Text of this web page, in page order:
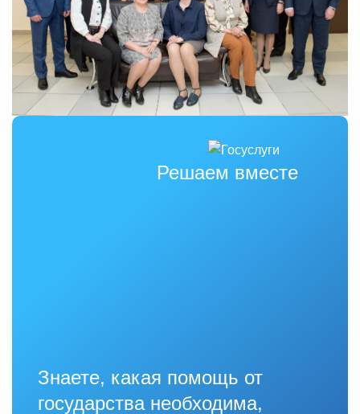
Решаем вместе
Знаете, какая помощь от
государства необходима,